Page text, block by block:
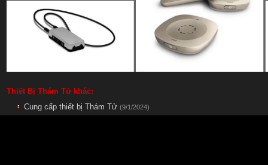
Thiết Bị Thám Tử khác:
Cung cấp thiết bị Thám Tử (9/1/2024)